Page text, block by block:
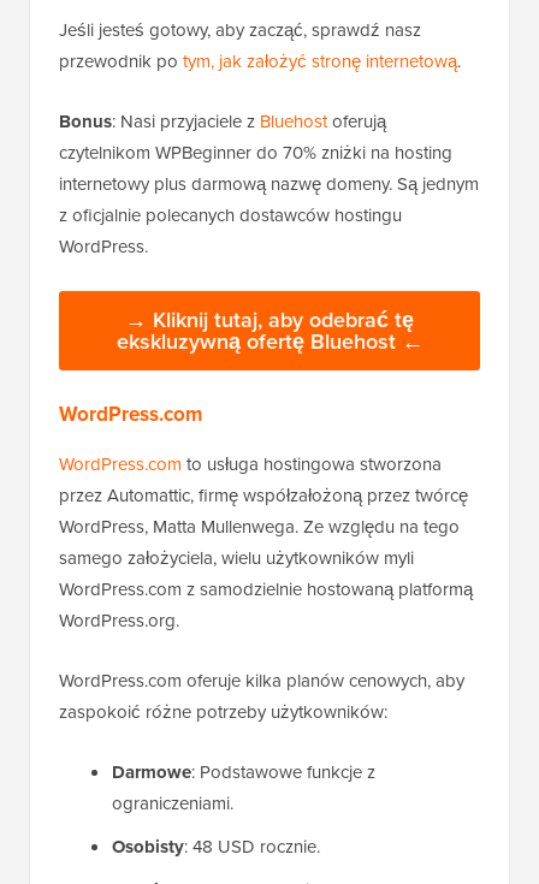
Jeśli jesteś gotowy, aby zacząć, sprawdź nasz
przewodnik po tym, jak założyć stronę internetową.
Bonus: Nasi przyjaciele z Bluehostoferują
czytelnikom WPBeginner do 70% zniżki na hosting
internetowy plus darmową nazwę domeny. Są jednym
z oficjalnie polecanych dostawców hostingu
WordPress.
→ Kliknij tutaj, aby odebrać tę
ekskluzywną ofertę Bluehost ←
WordPress.com
WordPress.com to usługa hostingowa stworzona
przez Automattic, firmę współzałożoną przez twórcę
WordPress, Matta Mullenwega. Ze względu na tego
samego założyciela, wielu użytkowników myli
WordPress.com z samodzielnie hostowaną platformą
WordPress.org.
WordPress.com oferuje kilka planów cenowych, aby
zaspokoić różne potrzeby użytkowników:
Darmowe: Podstawowe funkcje z
ograniczeniami.
Osobisty: 48 USD rocznie.